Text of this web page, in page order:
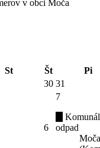
St Št
Pi
30 31
6
7
odpad
Moča